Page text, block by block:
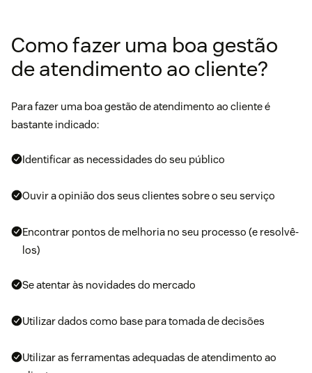
Como fazer uma boa gestão
de atendimento ao cliente?
Para fazer uma boa gestão de atendimento ao cliente é
bastante indicado:
Identificar as necessidades do seu público
Ouvir a opinião dos seus clientes sobre o seu serviço
Encontrar pontos de melhoria no seu processo (e resolvê-
los)
Se atentar às novidades do mercado
Utilizar dados como base para tomada de decisões
Utilizar as ferramentas adequadas de atendimento ao